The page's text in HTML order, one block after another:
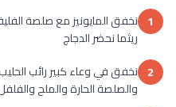
1 نخفق المايونيز مع صلصة
ريثما نحضر الدجاج
2 نخفق في وعاء كبير رائب
والصلصة الحارة والملح